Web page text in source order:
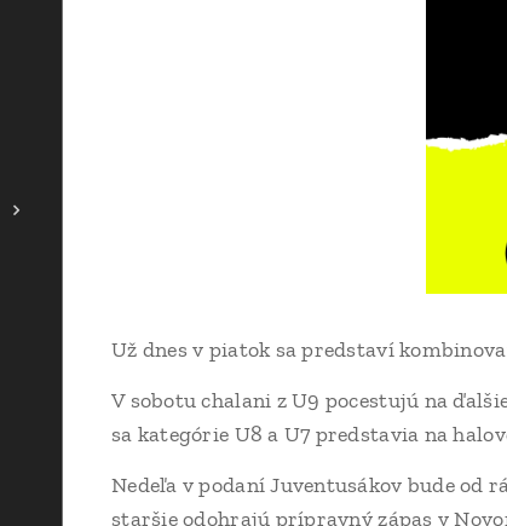
Už dnes v piatok sa predstaví
V sobotu chalani z U9 pocestujú na
sa kategórie U8 a U7 predstavia na
Nedeľa v podaní Juventusákov bude od
staršie odohrajú prípravný zápas v